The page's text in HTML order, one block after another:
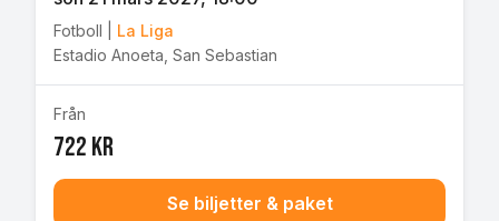
Fotboll
La Liga
Estadio Anoeta San Sebastian
Från
722 kr
Se biljetter & paket